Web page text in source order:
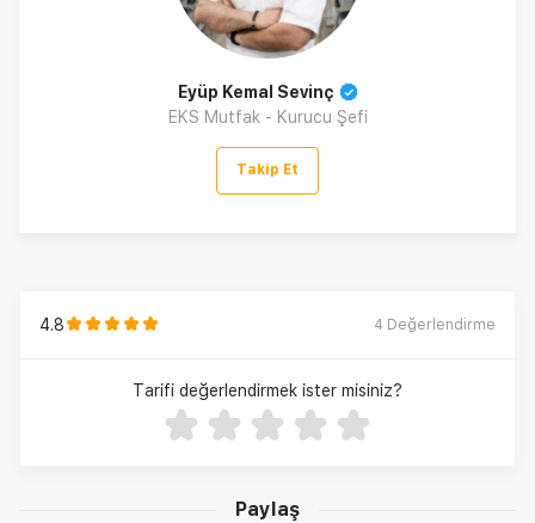
Paylaş
Eyüp Kemal Sevinç
EKS Mutfak - Kurucu Şefi
Takip Et
4.8 4 Değerlendirme
Tarifi değerlendirmek ister misiniz?